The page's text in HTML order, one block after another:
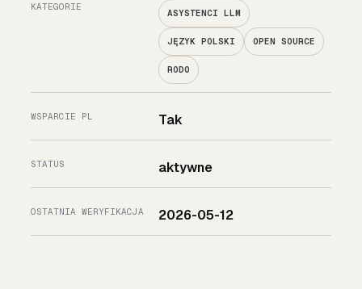
KATEGORIE
ASYSTENCI LLM
JĘZYK POLSKI OPEN SOURCE
RODO
WSPARCIE PL Tak
STATUS aktywne
OSTATNIA WERYFIKACJA 2026-05-12